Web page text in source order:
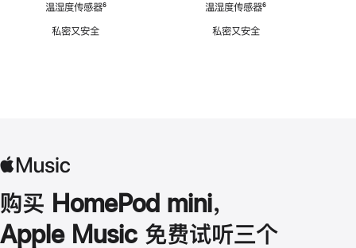
温湿度传感器脚
⁶
私密又安全
温湿度传感器脚
⁶
私密又安全
购买 HomePod mini，
Apple Music 免费试听三个